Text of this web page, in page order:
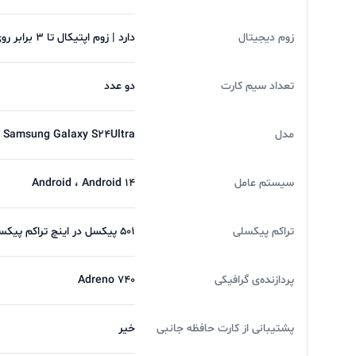
بشود و برای شارژ بیسیم هم از 15 وات و در نهایت شارژ معکوس 4.5 وات.
برای خرید
گوشی موبايل سامسونگ مدل Galaxy S24 Ultra 5G
تجربه یه حس خوب از خرید ツ
زوم دیجیتال دارد | زوم اپتیکال تا 3 برابر روی دوربین سوم
تعداد سیم کارت دو عدد
مدل Samsung Galaxy S24Ultra
سیستم عامل Android ، Android 14
تراکم پیکسلی 501 پیکسل در اینچ تراکم پیکسلی
پردازنده‌ی گرافیکی Adreno 740
پشتیبانی از کارت حافظه جانبی خیر